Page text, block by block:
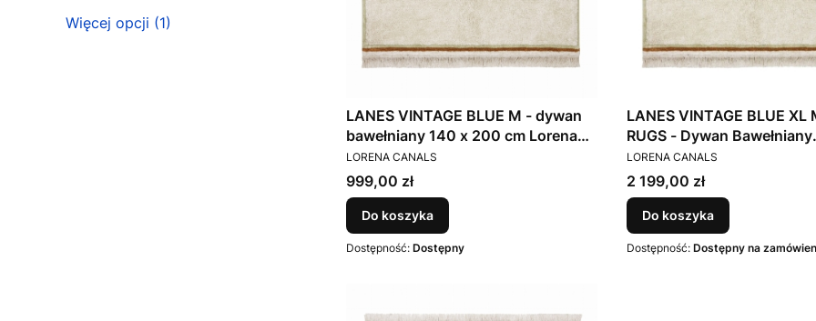
Więcej opcji (1)
LANES VINTAGE BLUE M - dywan
bawełniany 140 x 200 cm Lorena
Canals
PRODUCENT
LORENA CANALS
Cena
999,00 zł
Do koszyka
Dostępność: Dostępny
LANES VINTAGE BLUE XL
RUGS - Dywan Bawełniany
200x300 cm Lorena
PRODUCENT
LORENA CANALS
Cena
2 199,00 zł
Do koszyka
Dostępność: Dostępny na